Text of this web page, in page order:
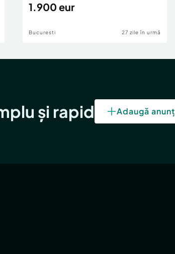
1.900 eur
Bucuresti 27 zile în urmă
și rapid Adaugă anunț